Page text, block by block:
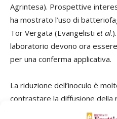
Agrintesa). Prospettive
ha mostrato l’uso di
Tor Vergata (Evangelisti et al
laboratorio devono ora
per una conferma applicativa.
La riduzione dell’inoculo è
contrastare la diffusione della
incoraggianti sono stati